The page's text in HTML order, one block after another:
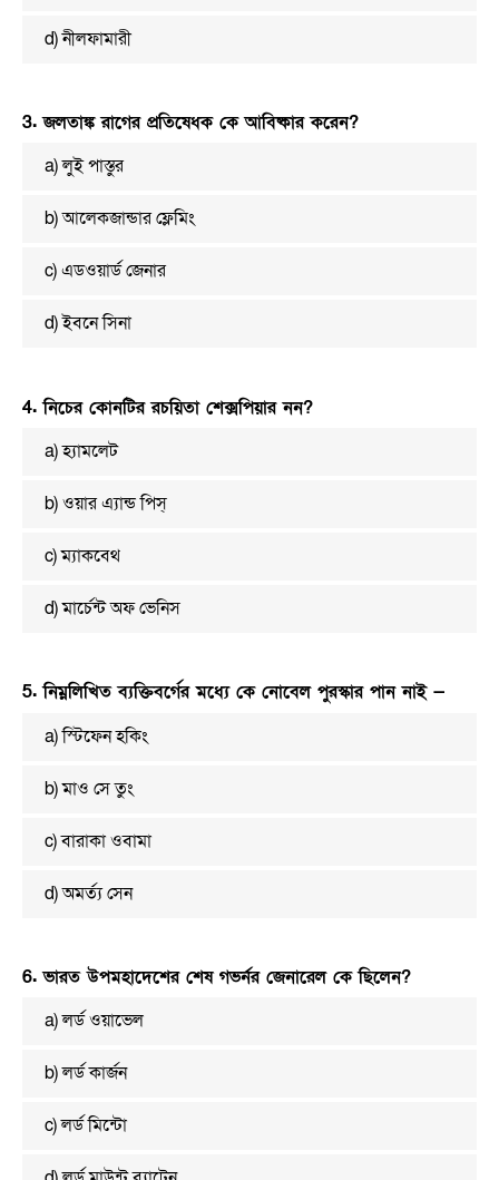
d) নীলফামারী
3. জলতাঙ্ক রাগের প্রতিষেধক কে আবিষ্কার করেন?
a) লুই পাস্তুর
b) আলেকজান্ডার ফ্লেমিং
c) এডওয়ার্ড জেনার
d) ইবনে সিনা
4. নিচের কোনটির রচয়িতা শেক্সপিয়ার নন?
a) হ্যামলেট
b) ওয়ার এ্যান্ড পিস্‌
c) ম্যাকবেথ
d) মার্চেন্ট অফ ভেনিস
5. নিম্নলিখিত ব্যক্তিবর্গের মধ্যে কে নোবেল পুরস্কার পান নাই —
a) স্টিফেন হকিং
b) মাও সে তুং
c) বারাকা ওবামা
d) অমর্ত্য সেন
6. ভারত উপমহাদেশের শেষ গভর্নর জেনারেল কে ছিলেন?
a) লর্ড ওয়াভেল
b) লর্ড কার্জন
c) লর্ড মিন্টো